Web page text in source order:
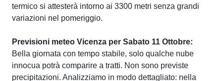
termico si attesterà intorno ai 3300 metri senza grandi
variazioni nel pomeriggio.
Previsioni meteo Vicenza per Sabato 11 Ottobre:
Bella giornata con tempo stabile, solo qualche nube
innocua potrà comparire a tratti. Non sono previste
precipitazioni. Analizziamo in modo dettagliato: nella